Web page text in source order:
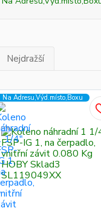
Nejdražší
Na Adresu,Výd.místo,Boxu